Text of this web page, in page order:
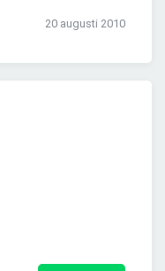
20 augusti 2010